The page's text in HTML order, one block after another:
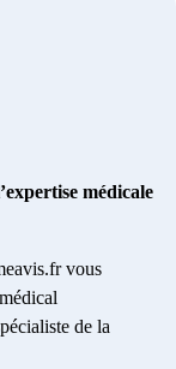
médicale
vous
de la